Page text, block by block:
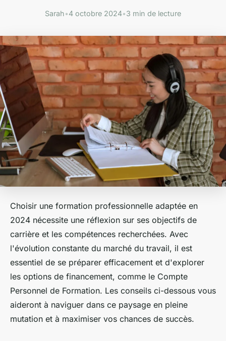
Sarah•4 octobre 2024•3 min de lecture
Choisir une formation professionnelle adaptée en
2024 nécessite une réflexion sur ses objectifs de
carrière et les compétences recherchées. Avec
l'évolution constante du marché du travail, il est
essentiel de se préparer efficacement et d'explorer
les options de financement, comme le Compte
Personnel de Formation. Les conseils ci-dessous vous
aideront à naviguer dans ce paysage en pleine
mutation et à maximiser vos chances de succès.